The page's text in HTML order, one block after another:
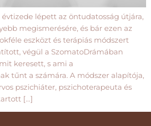
lépett az öntudatosság útjára,
megismerésére, és bár ezen az
eszközt és terápiás módszert
végül a SzomatoDrámában
keresett, s ami a
tűnt a számára. A módszer alapítója,
pszichiáter, pszichoterapeuta és
[…]